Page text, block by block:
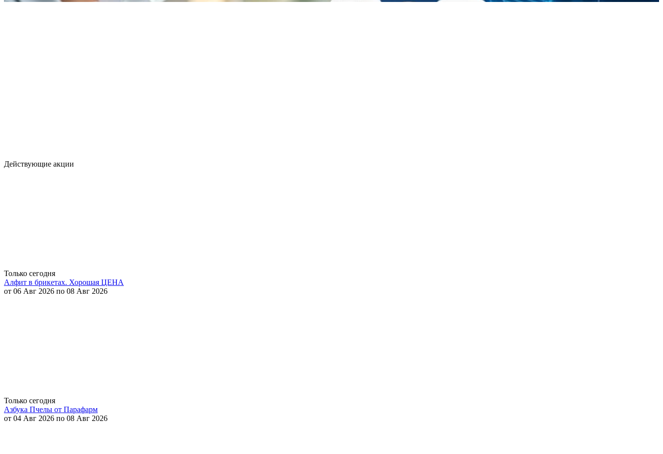
Действующие акции
Только сегодня
Алфит в брикетах. Хорошая ЦЕНА
от 06 Авг 2026 по 08 Авг 2026
Только сегодня
Азбука Пчелы от Парафарм
от 04 Авг 2026 по 08 Авг 2026